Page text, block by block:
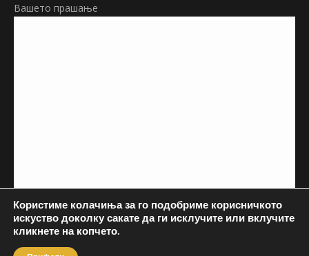
Вашето прашање
Користиме колачиња за го подобриме корисничкото
искуство доколку сакате да ги исклучите или вклучите
кликнете на копчето.